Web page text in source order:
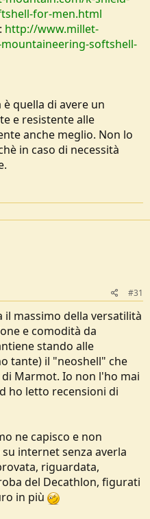
for-men.html
http://www.millet-
softshell-
quella di avere un
e resistente alle
anche meglio. Non lo
in caso di necessità
#31
massimo della versatilità
e comodità da
stando alle
tante) il "neoshell" che
Marmot. Io non l'ho mai
ho letto recensioni di
ne capisco e non
internet senza averla
riguardata,
del Decathlon, figurati
in più